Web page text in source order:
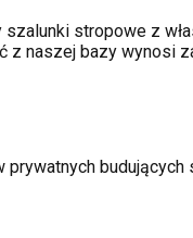
stropowe z
z naszej bazy wynosi